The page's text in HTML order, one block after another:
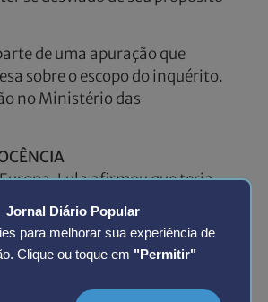
Jornal Diário Popular
para melhorar sua experiência de
Clique ou toque em "Permitir"
de uma apuração que
sobre o escopo do inquérito.
no Ministério das
Lula afirmou que teria
ao Brasil.
verdade. Se ele, em uma
só você sabe a verdade. Se
brigue pela sua inocência